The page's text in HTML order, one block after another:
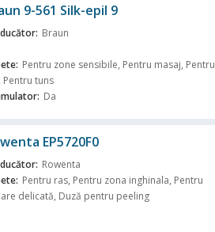
9-561 Silk-epil 9
Braun
Pentru zone sensibile, Pentru masaj, Pentru
Pentru tuns
Da
EP5720F0
Rowenta
Pentru ras, Pentru zona inghinala, Pentru
delicată, Duză pentru peeling